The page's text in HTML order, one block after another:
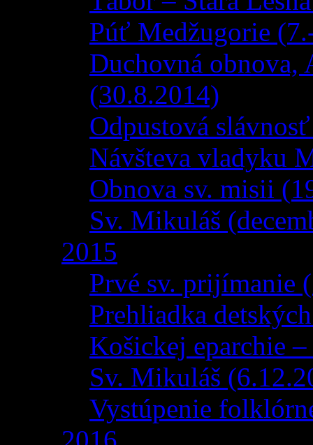
Púť Medžugorie
Duchovná obnova,
(30.8.2014)
Odpustová
Návšteva vladyku
Obnova sv. misii
Sv. Mikuláš
2015
Prvé sv. prijímanie
Prehliadka
Košickej eparchie
Sv. Mikuláš
Vystúpenie